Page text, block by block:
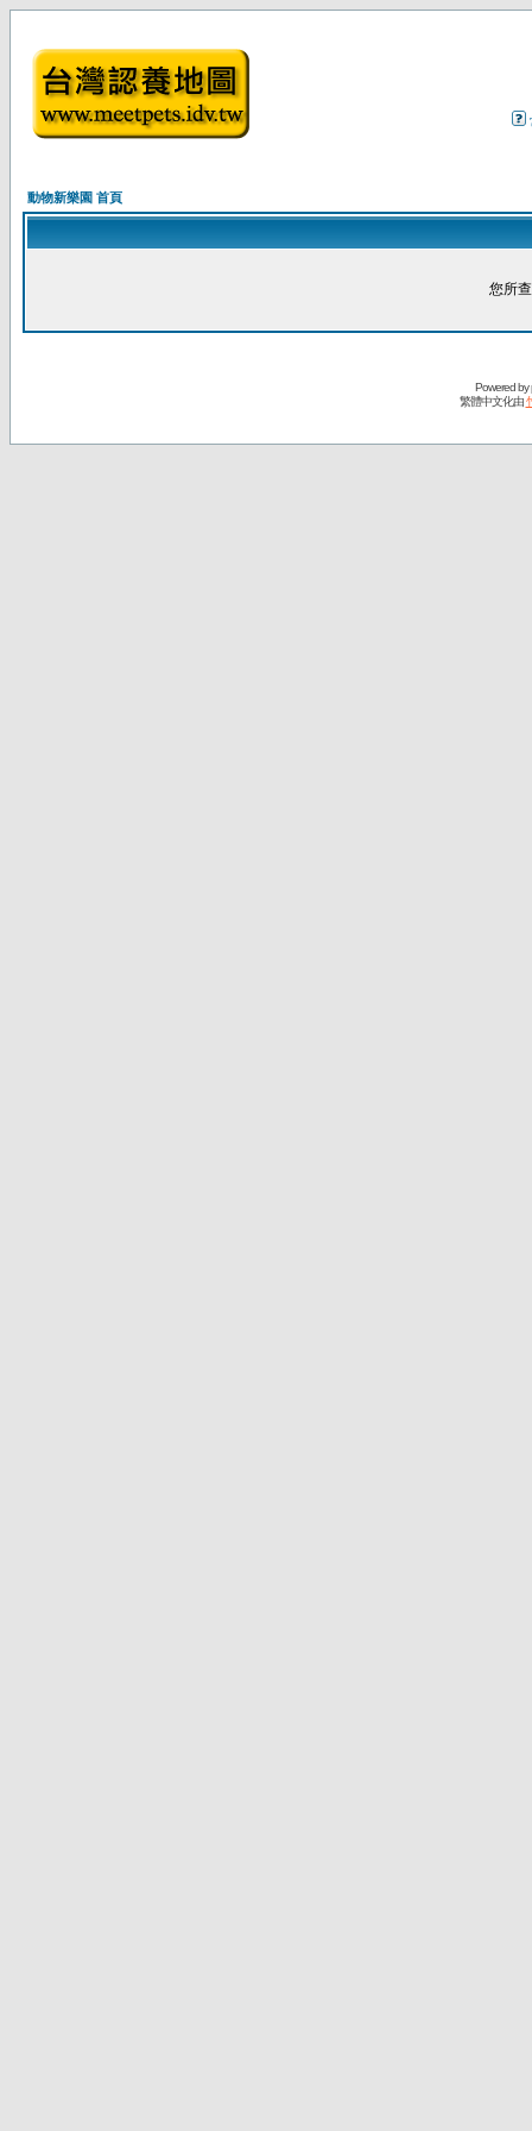
動物新樂園 首頁
您所
Powered by
繁體中文化由